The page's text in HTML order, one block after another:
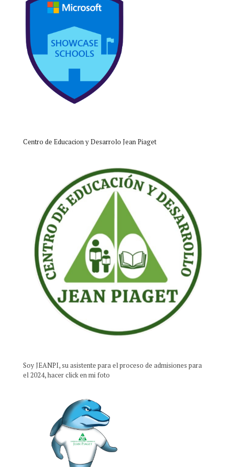
Centro de Educacion y Desarrolo Jean Piaget
Soy JEANPI, su asistente para el proceso de admisiones para
el 2024, hacer click en mi foto